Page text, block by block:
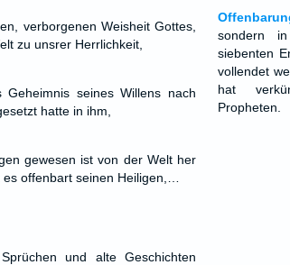
verborgenen Weisheit Gottes,
zu unsrer Herrlichkeit,
seines Willens nach
hatte in ihm,
gewesen ist von der Welt her
offenbart seinen Heiligen,…
und alte Geschichten
sondern
siebenten
vollendet
hat
Propheten.